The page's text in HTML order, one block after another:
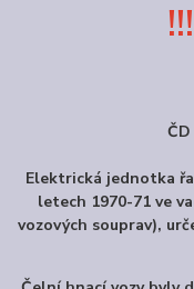
Elektrická jednotka
letech 1970-71 ve
vozových souprav),